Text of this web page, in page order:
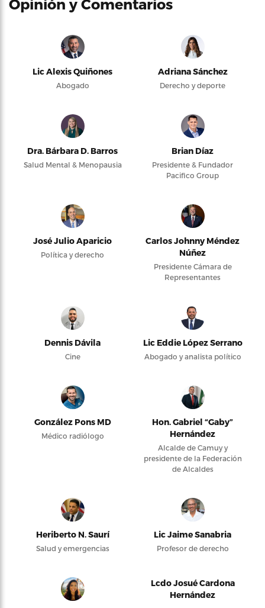
Opinión y Comentarios
Lic Alexis Quiñones
Abogado
Adriana Sánchez
Derecho y deporte
Dra. Bárbara D. Barros
Salud Mental & Menopausia
Brian Díaz
Presidente & Fundador
Pacifico Group
José Julio Aparicio
Política y derecho
Carlos Johnny Méndez
Núñez
Presidente Cámara de
Representantes
Dennis Dávila
Cine
Lic Eddie López Serrano
Abogado y analista político
González Pons MD
Médico radiólogo
Hon. Gabriel “Gaby”
Hernández
Alcalde de Camuy y
presidente de la Federación
de Alcaldes
Heriberto N. Saurí
Salud y emergencias
Lic Jaime Sanabria
Profesor de derecho
Lcdo Josué Cardona
Hernández